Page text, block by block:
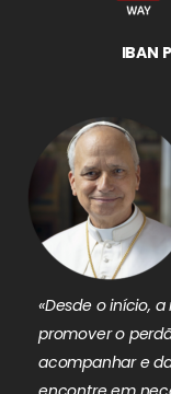
IBAN
«Desde o início,
promover o
acompanhar e